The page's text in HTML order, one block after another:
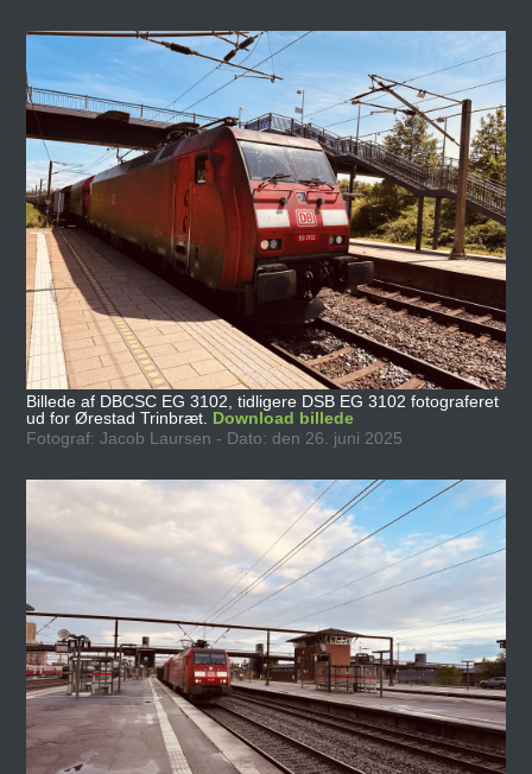
Billede af DBCSC EG 3102, tidligere DSB EG 3102 fotograferet
ud for Ørestad Trinbræt. Download billede
Fotograf: Jacob Laursen - Dato: den 26. juni 2025